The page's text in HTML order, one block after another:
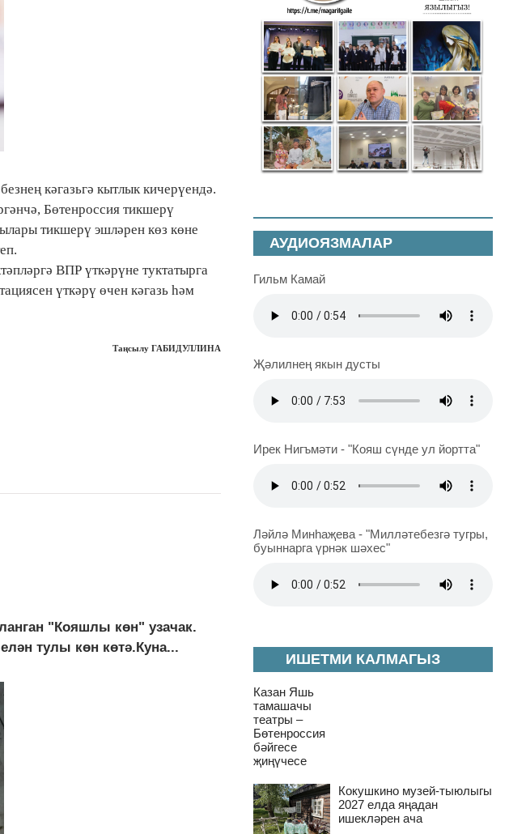
кәгазьгә кытлык кичерүендә.
Бөтенроссия тикшерү
тикшерү эшләрен көз көне
ВПР үткәрүне туктатырга
үткәрү өчен кәгазь һәм
Таңсылу ГАБИДУЛЛИНА
"Кояшлы көн" узачак.
тулы көн көтә.Куна...
ИШЕТМИ КАЛМАГЫЗ
Казан Яшь
тамашачы
театры –
Бөтенроссия
бәйгесе
җиңүчесе
Кокушкино музей-тыюлыгы
2027 елда яңадан
ишекләрен ача
АУДИОЯЗМАЛАР
Гильм Камай
Җәлилнең якын дусты
Ирек Нигъмәти - "Кояш сүнде ул йортта"
Ләйлә Минһаҗева - "Милләтебезгә тугры,
буыннарга үрнәк шәхес"